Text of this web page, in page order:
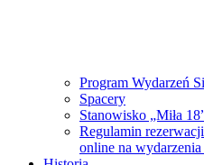
Program Wydarzeń
Spacery
Stanowisko „Miła
Regulamin
online na